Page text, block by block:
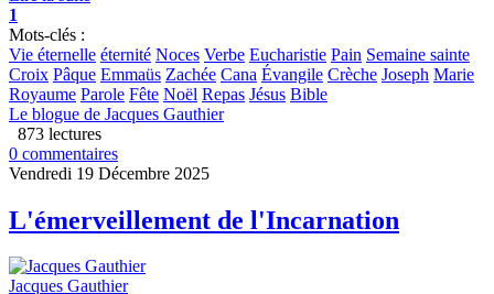
1
Mots-clés :
Vie éternelle éternité Noces Verbe Eucharistie Pain Semaine sainte
Croix Pâque Emmaüs Zachée Cana Évangile Crèche Joseph Marie
Royaume Parole Fête Noël Repas Jésus Bible
Le blogue de Jacques Gauthier
873 lectures
0 commentaires
Vendredi 19 Décembre 2025
L'émerveillement de l'Incarnation
Jacques Gauthier